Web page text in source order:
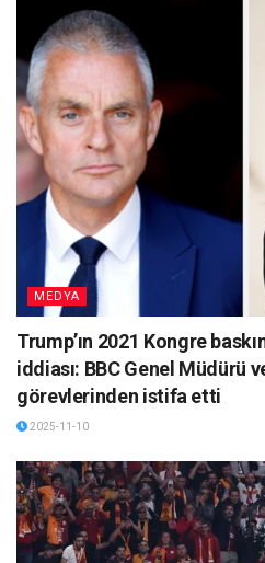
MEDYA
Trump’ın 2021 Kongre
iddiası: BBC Genel Müdürü
görevlerinden istifa etti
2025-11-10